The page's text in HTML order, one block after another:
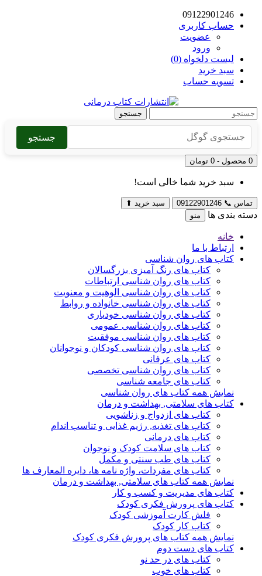
09122901246
حساب کاربری
عضویت
ورود
لیست دلخواه (0)
سبد خرید
تسویه حساب
جستجو
جستجو
0 محصول - 0 تومان
سبد خرید شما خالی است!
تماس 📞
09122901246 سبد خرید ⬆
دسته بندی ها منو
خانه
ارتباط با ما
کتاب های روان شناسی
کتاب های رنگ آمیزی بزرگسالان
کتاب های روان شناسی ارتباطات
کتاب های روان شناسی الوهیت و معنویت
کتاب های روان شناسی خانواده و روابط
کتاب های روان شناسی خودیاری
کتاب های روان شناسی عمومی
کتاب های روان شناسی موفقیت
کتاب های روان شناسی کودکان و نوجوانان
کتاب های عرفانی
کتاب های روان شناسی تخصصی
کتاب های جامعه شناسی
نمایش همه کتاب های روان شناسی
کتاب های سلامتی, بهداشت و درمان
کتاب های ازدواج و زناشویی
کتاب های تغذیه, رژیم غذایی و تناسب اندام
کتاب های درمانی
کتاب های سلامت کودک و نوجوان
کتاب های طب سنتی و مکمل
کتاب های مفردات، واژه نامه ها، دایره المعارف ها
نمایش همه کتاب های سلامتی, بهداشت و درمان
کتاب های مدیریت و کسب و کار
کتاب های پرورش فکری کودک
فلش کارت آموزشی کودک
کتاب کار کودک
نمایش همه کتاب های پرورش فکری کودک
کتاب های دست دوم
کتاب های در حد نو
کتاب های خوب